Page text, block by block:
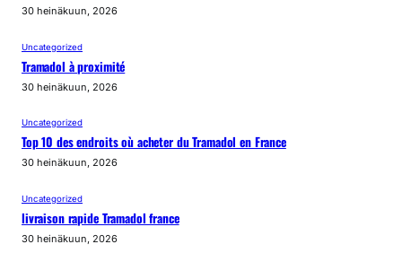
30 heinäkuun, 2026
Uncategorized
Tramadol à proximité
30 heinäkuun, 2026
Uncategorized
Top 10 des endroits où acheter du Tramadol en France
30 heinäkuun, 2026
Uncategorized
livraison rapide Tramadol france
30 heinäkuun, 2026